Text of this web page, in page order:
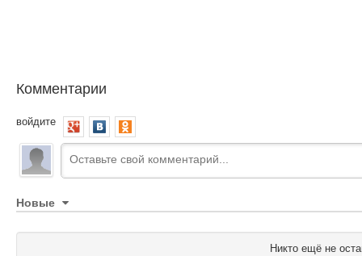
Комментарии
войдите
Новые
Никто ещё не